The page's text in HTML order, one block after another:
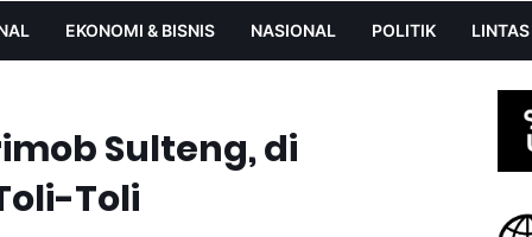
EKONOMI & BISNIS NASIONAL POLITIK
Sulteng, di
Toli